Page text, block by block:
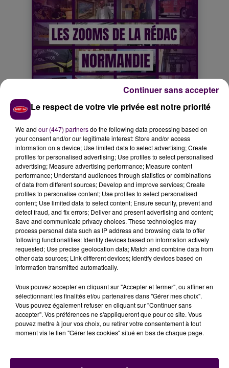
Le respect de votre vie privée est notre priorité
We and our (447) partnersdo the following data processing based on
your consent and/or our legitimate interest: Store and/or access
information on a device; Use limited data to select advertising; Create
profiles for personalised advertising; Use profiles to select personalised
advertising; Measure advertising performance; Measure content
performance; Understand audiences through statistics or combinations
of data from different sources; Develop and improve services; Create
profiles to personalise content; Use profiles to select personalised
content; Use limited data to select content; Ensure security, prevent and
detect fraud, and fix errors; Deliver and present advertising and content;
Save and communicate privacy choices. These technologies may
process personal data such as IP address and browsing data to offer
following functionalities: Identify devices based on information actively
requested; Use precise geolocation data; Match and combine data from
other data sources; Link different devices; Identify devices based on
information transmitted automatically.
Vous pouvez accepter en cliquant sur "Accepter et fermer", ou affiner en
sélectionnant les finalités et/ou partenaires dans "Gérer mes choix".
Vous pouvez également refuser en cliquant sur "Continuer sans
accepter". Vos préférences ne s'appliqueront que pour ce site. Vous
pouvez mettre à jour vos choix, ou retirer votre consentement à tout
moment via le lien "Gérer les cookies" situé en bas de chaque page.
Continuer sans accepter